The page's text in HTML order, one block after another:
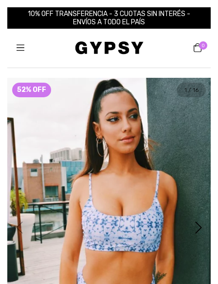
10% OFF TRANSFERENCIA - 3 CUOTAS SIN INTERÉS -
ENVÍOS A TODO EL PAÍS
0
52% OFF 1/16